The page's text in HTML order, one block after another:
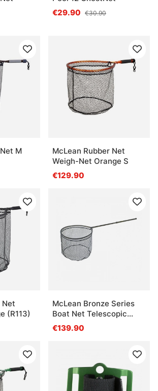
€29.90 €30.90
M
McLean Rubber Net
Weigh-Net Orange S
€129.90
Net
(R113)
McLean Bronze Series
Boat Net Telescopic
(Model R400)
€139.90